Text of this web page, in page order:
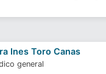
Ines Toro Canas
general